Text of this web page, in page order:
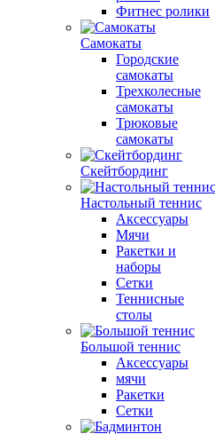
Фитнес ролики
Самокаты
Городские
самокаты
Трехколесные
самокаты
Трюковые
самокаты
Скейтбординг
Настольный теннис
Аксессуары
Мячи
Ракетки и
наборы
Сетки
Теннисные
столы
Большой теннис
Аксессуары
мячи
Ракетки
Сетки